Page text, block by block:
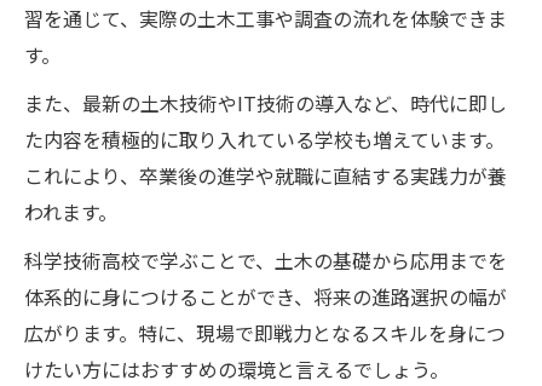
習を通じて、実際の土木工事や調査の流れを体験できま
す。
また、最新の土木技術やIT技術の導入など、時代に即し
た内容を積極的に取り入れている学校も増えています。
これにより、卒業後の進学や就職に直結する実践力が養
われます。
科学技術高校で学ぶことで、土木の基礎から応用までを
体系的に身につけることができ、将来の進路選択の幅が
広がります。特に、現場で即戦力となるスキルを身につ
けたい方にはおすすめの環境と言えるでしょう。